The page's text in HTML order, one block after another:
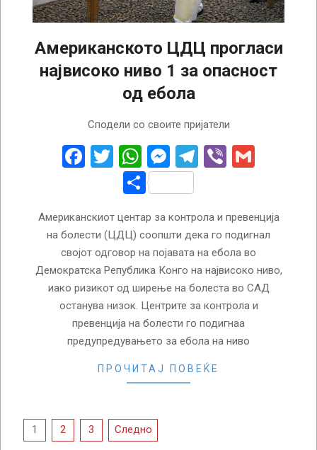
Американското ЦДЦ прогласи
највисоко ниво 1 за опасност
од ебола
Сподели со своите пријатели
Facebook
Twitter
WhatsApp
Messenger
Telegram
Viber
Share
Американскиот центар за контрола и превенција
на болести (ЦДЦ) соопшти дека го подигнал
својот одговор на појавата на ебола во
Демократска Република Конго на највисоко ниво,
иако ризикот од ширење на болеста во САД
останува низок. Центрите за контрола и
превенција на болести го подигнаа
предупредувањето за ебола на ниво
ПРОЧИТАЈ ПОВЕЌЕ
Posts
1 2 3 Следно